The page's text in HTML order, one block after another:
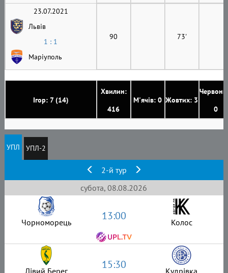
Ігор: 7 (14)
Хвилин:
416
М'ячів: 0 Жовтих: 3
0
23.07.2021
Львів
1 : 1
Маріуполь
90 73'
УПЛ УПЛ-2
2-й тур
субота, 08.08.2026
Чорноморець 13:00 Колос
15:30